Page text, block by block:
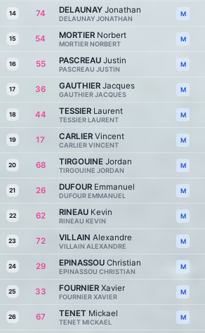
14 74 DELAUNAY Jonathan
DELAUNAY JONATHAN
M
15 54 MORTIER Norbert
MORTIER NORBERT
M
16 55 PASCREAU Justin
PASCREAU JUSTIN
M
17 36 GAUTHIER Jacques
GAUTHIER JACQUES
M
18 44 TESSIER Laurent
TESSIER LAURENT
M
19 17 CARLIER Vincent
CARLIER VINCENT
M
20 68 TIRGOUINE Jordan
TIRGOUINE JORDAN
M
21 26 DUFOUR Emmanuel
DUFOUR EMMANUEL
M
22 62 RINEAU Kevin
RINEAU KEVIN
M
23 72 VILLAIN Alexandre
VILLAIN ALEXANDRE
M
24 29 EPINASSOU Christian
EPINASSOU CHRISTIAN
M
25 33 FOURNIER Xavier
FOURNIER XAVIER
M
26 67 TENET Mickael
TENET MICKAEL
M